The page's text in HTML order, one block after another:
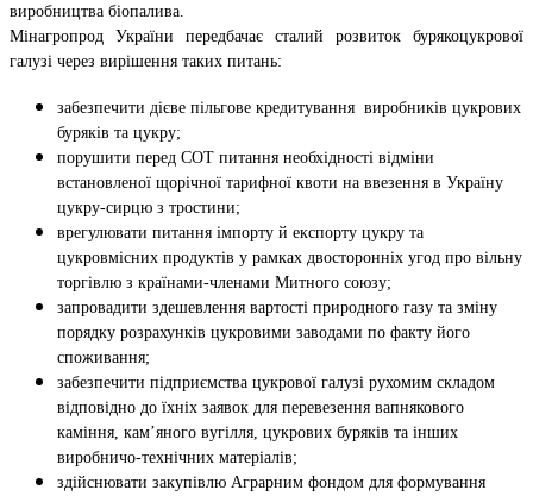
виробництва біопалива.
Мінагропрод України передбачає сталий розвиток бурякоцукрової
галузі через вирішення таких питань:
забезпечити дієве пільгове кредитування виробників цукрових
буряків та цукру;
порушити перед СОТ питання необхідності відміни
встановленої щорічної тарифної квоти на ввезення в Україну
цукру-сирцю з тростини;
врегулювати питання імпорту й експорту цукру та
цукровмісних продуктів у рамках двосторонніх угод про вільну
торгівлю з країнами-членами Митного союзу;
запровадити здешевлення вартості природного газу та зміну
порядку розрахунків цукровими заводами по факту його
споживання;
забезпечити підприємства цукрової галузі рухомим складом
відповідно до їхніх заявок для перевезення вапнякового
каміння, кам’яного вугілля, цукрових буряків та інших
виробничо-технічних матеріалів;
здійснювати закупівлю Аграрним фондом для формування